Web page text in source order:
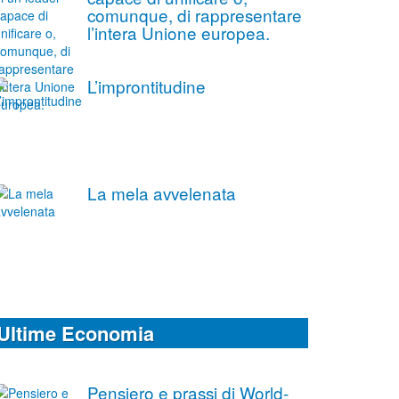
comunque, di rappresentare
l’intera Unione europea.
L’improntitudine
La mela avvelenata
Economia
Pensiero e prassi di World-